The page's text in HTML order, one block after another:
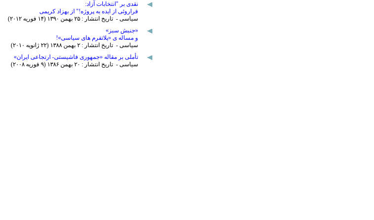
نقدی بر "انتخابات آزاد:
فراروئی از ایده به پروژه!" از بهزاد کریمی
سیاسی - تاریخ انتشار : ۲۵ بهمن ۱٣۹۰ (۱۴ فوريه ۲۰۱۲)
«جنبش سبز»
و مساله ی «پلاتفرم های سیاسی»!
سیاسی - تاریخ انتشار : ۲ بهمن ۱٣٨٨ (۲۲ ژانويه ۲۰۱۰)
تأملی بر مقاله «جمهوری فاشیستی- ارتجاعی ایران»
سیاسی - تاریخ انتشار : ۲۰ بهمن ۱٣٨۶ (۹ فوريه ۲۰۰٨)